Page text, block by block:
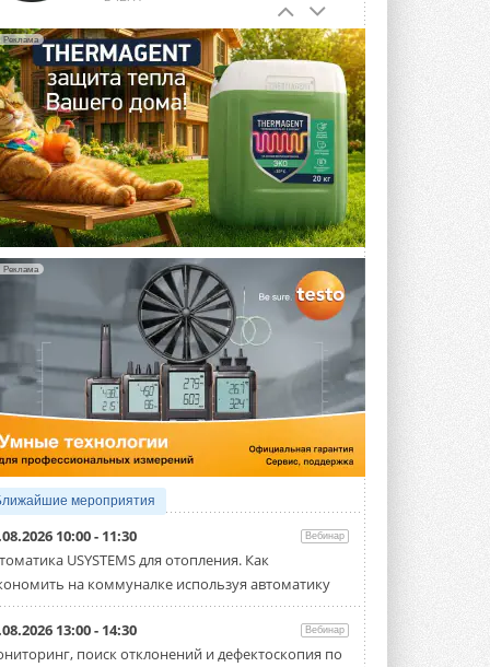
Учёные ЮУрГУ создали
каскадную установку,
объединяющую солнечную и
геотермальную энергию
Природосберегающие технологии ...
ВЧЕРА
Для Арктики создали
технологию защиты
ветрогенераторов от аварий
Разработка учитывает влияние
мерзлоты, обледенения и снеговых ...
ВЧЕРА
Гибридный тепловой насос PV/T
с одним общим испарителем
Исследователи предложили
конструкцию двухисточникового ...
5 АВГУСТА 2026
21-й ежегодный форум
«ЦОД-2026»
Мероприятие пройдет 2-3 сентября в
отеле Radisson Slavyanskaya. Форум
посетит более двух тысяч участников ...
5 АВГУСТА 2026
Китайская Shenling представила
линейку тепловых насосов
«воздух-вода» на R290
Серия ThermaX R290 All-In-One
включает три модели ...
Реклама
Реклама
мероприятия
10:00 - 11:30 Вебинар
USYSTEMS для отопления. Как
на коммуналке используя автоматику
13:00 - 14:30 Вебинар
поиск отклонений и дефектоскопия по